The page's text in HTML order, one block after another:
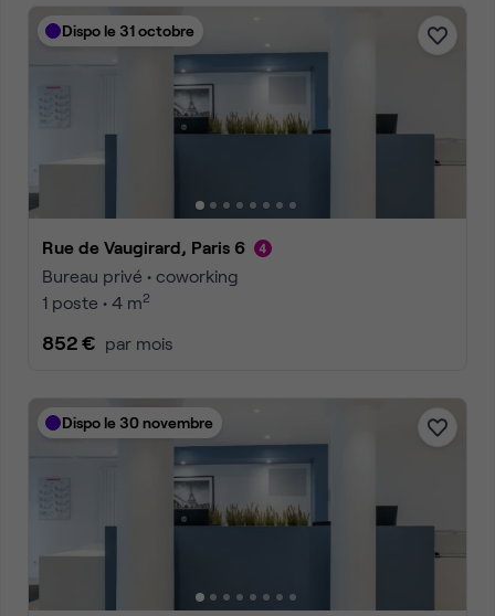
Dispo le 31 octobre
Rue de Vaugirard, Paris 6
Bureau privé • coworking
1 poste • 4 m2
852 € par mois
Dispo le 30 novembre